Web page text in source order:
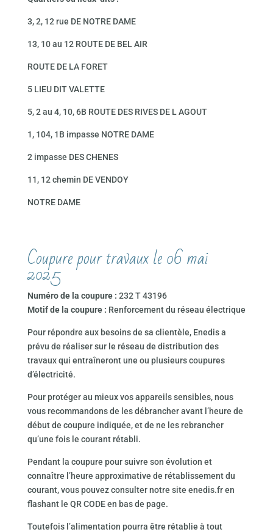
3, 2, 12 rue DE NOTRE DAME
13, 10 au 12 ROUTE DE BEL AIR
ROUTE DE LA FORET
5 LIEU DIT VALETTE
5, 2 au 4, 10, 6B ROUTE DES RIVES DE L AGOUT
1, 104, 1B impasse NOTRE DAME
2 impasse DES CHENES
11, 12 chemin DE VENDOY
NOTRE DAME
Coupure pour travaux le 06 mai
2025
Numéro de la coupure : 232 T 43196
Motif de la coupure : Renforcement du réseau électrique
Pour répondre aux besoins de sa clientèle, Enedis a
prévu de réaliser sur le réseau de distribution des
travaux qui entraîneront une ou plusieurs coupures
d’électricité.
Pour protéger au mieux vos appareils sensibles, nous
vous recommandons de les débrancher avant l’heure de
début de coupure indiquée, et de ne les rebrancher
qu’une fois le courant rétabli.
Pendant la coupure pour suivre son évolution et
connaître l’heure approximative de rétablissement du
courant, vous pouvez consulter notre site enedis.fr en
flashant le QR CODE en bas de page.
Toutefois l’alimentation pourra être rétablie à tout